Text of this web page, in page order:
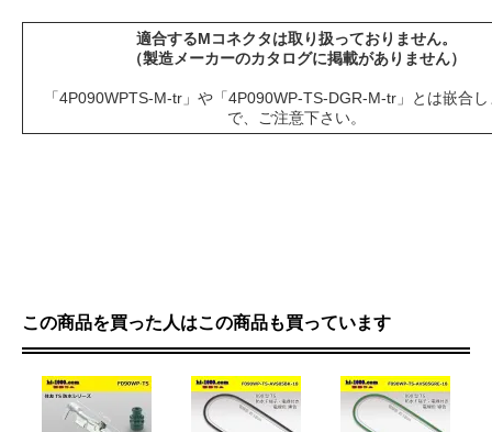
適合するMコネクタは取り扱っておりません。
（製造メーカーのカタログに掲載がありません）
「4P090WPTS-M-tr」や「4P090WP-TS-DGR-M-tr」とは嵌合
で、ご注意下さい。
この商品を買った人はこの商品も買っています